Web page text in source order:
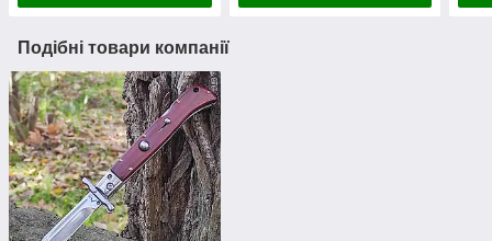
Подібні товари компанії